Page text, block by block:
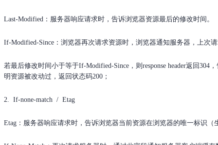
Last-Modified：服务器响应请求时，告诉浏览器资源最后的修改时间。
If-Modified-Since：浏览器再次请求资源时，浏览器通知服务器，上次
若最后修改时间小于等于If-Modified-Since，则response header返回
明资源被改动过，返回状态码200；
2. If-none-match / Etag
Etag：服务器响应请求时，告诉浏览器当前资源在浏览器的唯一标识（